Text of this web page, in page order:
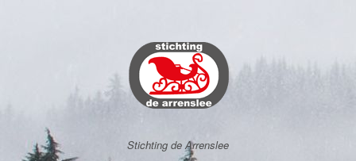
Stichting de Arrenslee